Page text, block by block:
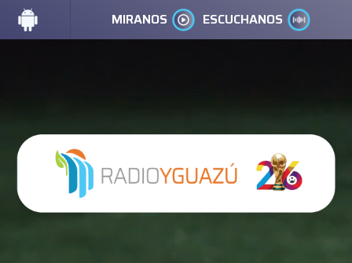
MIRANOS ESCUCHANOS